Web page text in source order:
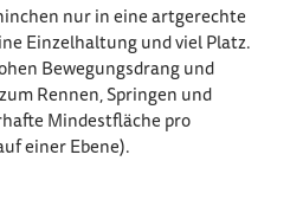
nur in eine artgerechte
Einzelhaltung und viel Platz.
Bewegungsdrang und
Rennen, Springen und
Mindestfläche pro
einer Ebene).